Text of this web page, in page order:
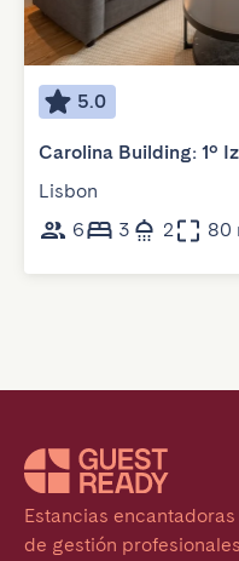
5.0
Carolina Building: 1º
Lisbon
6
3 2 80
Estancias
de gestión